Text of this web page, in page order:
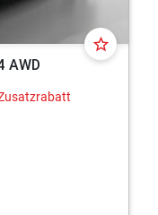
star_border
AWD